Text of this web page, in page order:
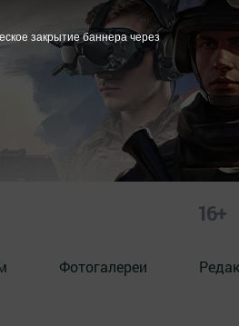
16+
Фотогалереи
закрытие баннера через